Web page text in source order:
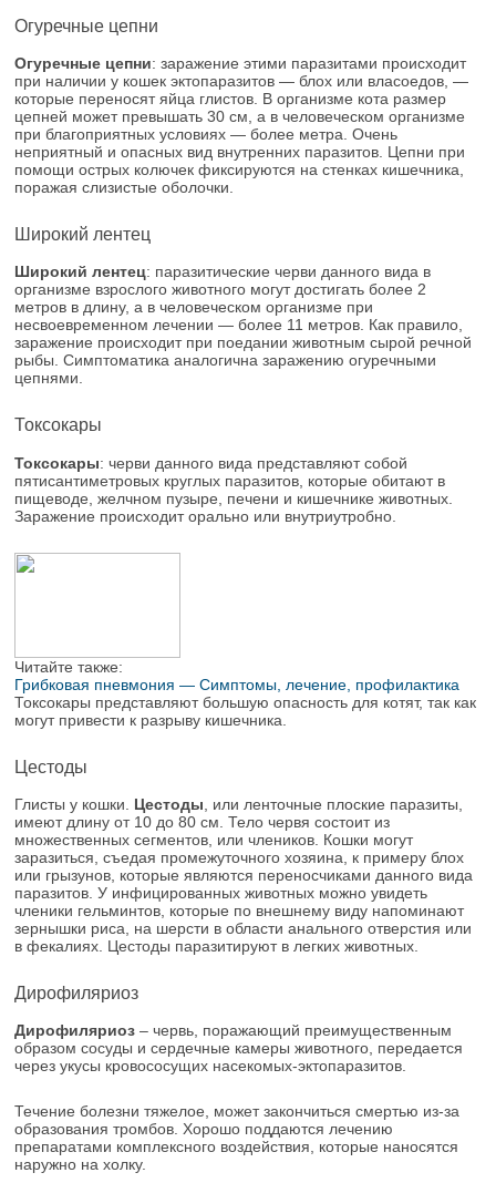
Огуречные цепни
Огуречные цепни: заражение этими паразитами происходит
при наличии у кошек эктопаразитов — блох или власоедов, —
которые переносят яйца глистов. В организме кота размер
цепней может превышать 30 см, а в человеческом организме
при благоприятных условиях — более метра. Очень
неприятный и опасных вид внутренних паразитов. Цепни при
помощи острых колючек фиксируются на стенках кишечника,
поражая слизистые оболочки.
Широкий лентец
Широкий лентец: паразитические черви данного вида в
организме взрослого животного могут достигать более 2
метров в длину, а в человеческом организме при
несвоевременном лечении — более 11 метров. Как правило,
заражение происходит при поедании животным сырой речной
рыбы. Симптоматика аналогична заражению огуречными
цепнями.
Токсокары
Токсокары: черви данного вида представляют собой
пятисантиметровых круглых паразитов, которые обитают в
пищеводе, желчном пузыре, печени и кишечнике животных.
Заражение происходит орально или внутриутробно.
Читайте также:
Грибковая пневмония — Симптомы, лечение, профилактика
Токсокары представляют большую опасность для котят, так как
могут привести к разрыву кишечника.
Цестоды
Глисты у кошки. Цестоды , или ленточные плоские паразиты,
имеют длину от 10 до 80 см. Тело червя состоит из
множественных сегментов, или члеников. Кошки могут
заразиться, съедая промежуточного хозяина, к примеру блох
или грызунов, которые являются переносчиками данного вида
паразитов. У инфицированных животных можно увидеть
членики гельминтов, которые по внешнему виду напоминают
зернышки риса, на шерсти в области анального отверстия или
в фекалиях. Цестоды паразитируют в легких животных.
Дирофиляриоз
Дирофиляриоз – червь, поражающий преимущественным
образом сосуды и сердечные камеры животного, передается
через укусы кровососущих насекомых-эктопаразитов.
Течение болезни тяжелое, может закончиться смертью из-за
образования тромбов. Хорошо поддаются лечению
препаратами комплексного воздействия, которые наносятся
наружно на холку.